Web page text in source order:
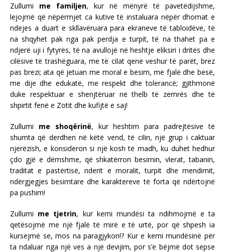
Zullumi me familjen, kur në mënyrë të pavetëdijshme,
lejojmë që nëpërmjet ca kutive të instaluara nëpër dhomat e
ndejes a duart e skllavëruara para ekraneve të tabloidëve, të
na shqyhet pak nga pak perdja e turpit, të na thahet pa e
ndjerë uji i fytyrës, të na avullojë në heshtje eliksiri i dritës dhe
cilësive të trashëguara, me të cilat qenë veshur të parët, brez
pas brezi; ata që jetuan me moral e besim, me fjalë dhe besë,
me dije dhe edukatë, me respekt dhe tolerancë; gjithmonë
duke respektuar e shenjtëruar në thelb të zemrës dhe të
shpirtit fenë e Zotit dhe kufijtë e saj!
Zullumi me shoqërinë, kur heshtim para padrejtësive të
shumta që derdhen në këtë vend, të cilin, një grup i caktuar
njerëzish, e konsideron si një kosh të madh, ku duhet hedhur
çdo gjë e dëmshme, që shkatërron besimin, vlerat, tabanin,
traditat e pastërtisë, nderit e moralit, turpit dhe mendimit,
ndërgjegjes besimtare dhe karaktereve të forta që ndërtojnë
pa pushim!
Zullumi me tjetrin, kur kemi mundësi ta ndihmojmë e ta
qetësojmë me një fjalë të mirë e të urtë, por që shpesh ia
kursejmë se, mos na paragjykon!? Kur e kemi mundësinë për
ta ndaluar nga një ves a një devijim, por s’e bëjmë dot sepse